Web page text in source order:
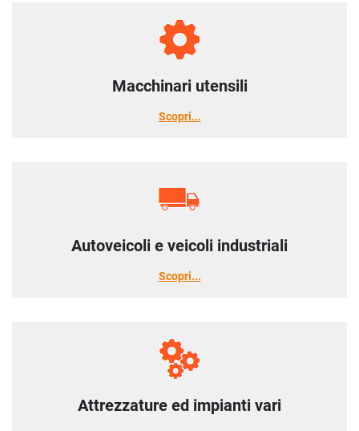
Macchinari utensili
Scopri
Autoveicoli e veicoli industriali
Scopri
Attrezzature ed impianti vari